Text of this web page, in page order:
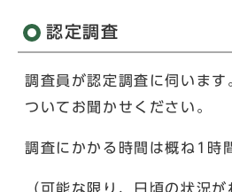
認定調査
調査員が認定調査に伺います
ついてお聞かせください。
調査にかかる時間は概ね1時
（可能な限り、日頃の状況